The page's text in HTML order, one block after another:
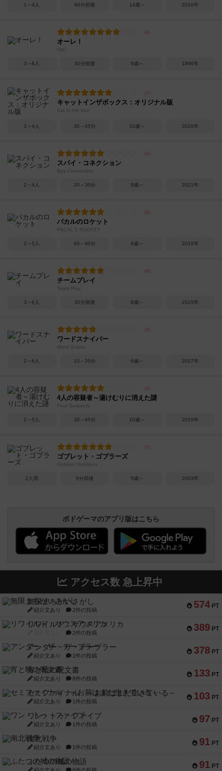
1～4人 60分前後 14歳～ 2016年
オーレ！
Ole!
3～8人 30分前後 8歳～ 1996年
キャットインザボックス：オリジナル版
Cat in the box
3～4人 30～45分 10歳～ 2020年
スパイ・コネクション
Spy Connection
2～4人 20～30分 8歳～ 2021年
パカルのロケット
PACAL'S ROCKET
2～5人 60～90分 8歳～ 2015年
チームプレイ
Team Play
3～6人 30分前後 8歳～ 2015年
ワードスナイパー
Word Sniper
2～6人 10～20分 6歳～ 2017年
4人の容疑者～湯けむりに消えた謎
Four Suspects
2～5人 30～45分 10歳～ 2016年
ゴブレット・ゴブラーズ
Gobblet Gobblers
2人用 5分前後 5歳～ 2003年
ボドゲーマのアプリ版はこちら
アクセス数 急上昇中
574 PT
無限まちがいさがし
紹介文あり 2件の投稿
389 PT
リワイルド：サウスアメリカ
2件の投稿
378 PT
アンダー・ザ・テーブラー
紹介文あり 1件の投稿
133 PT
宵と暁の呪文書
紹介文あり 8件の投稿
103 PT
セミファイナル ～お前はまだ生きている～
紹介文あり 1件の投稿
97 PT
ワン・トゥ・ファイブ
紹介文あり 1件の投稿
91 PT
南北戦争
紹介文あり 1件の投稿
91 PT
ふたつの城の物語